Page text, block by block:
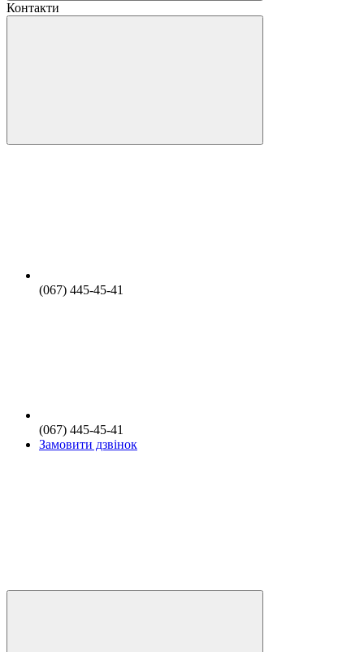
Контакти
(067) 445-45-41
(067) 445-45-41
Замовити дзвінок